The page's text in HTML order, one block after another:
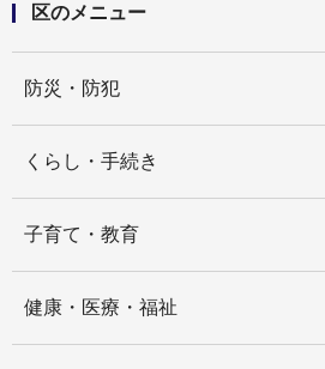
区のメニュー
防災・防犯
くらし・手続き
子育て・教育
健康・医療・福祉